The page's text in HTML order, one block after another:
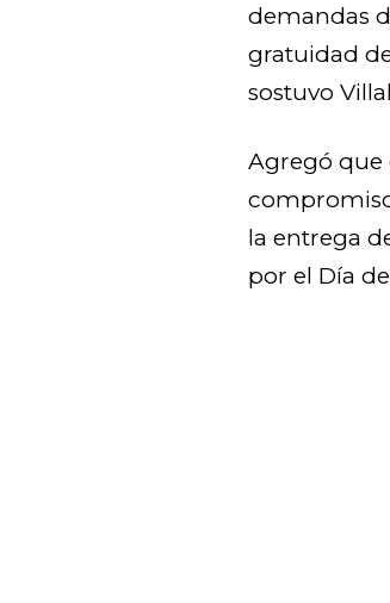
demandas
gratuidad
sostuvo
Agregó que
la entrega
por el Día